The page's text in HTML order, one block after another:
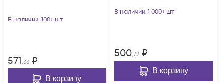
В наличии: 100+ шт
571,33 ₽
В корзину
В наличии: 1 000+ шт
500,72 ₽
В корзину